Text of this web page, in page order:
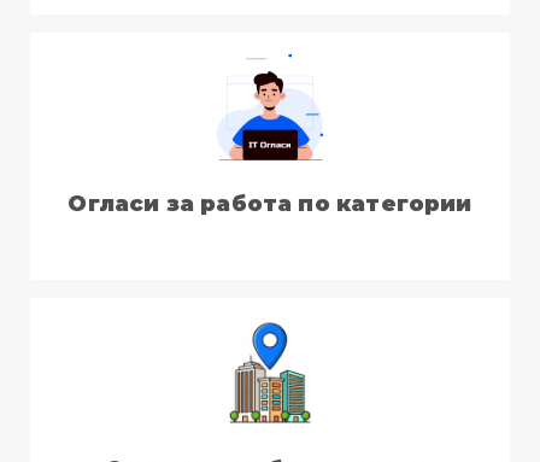
Огласи за работа по категории